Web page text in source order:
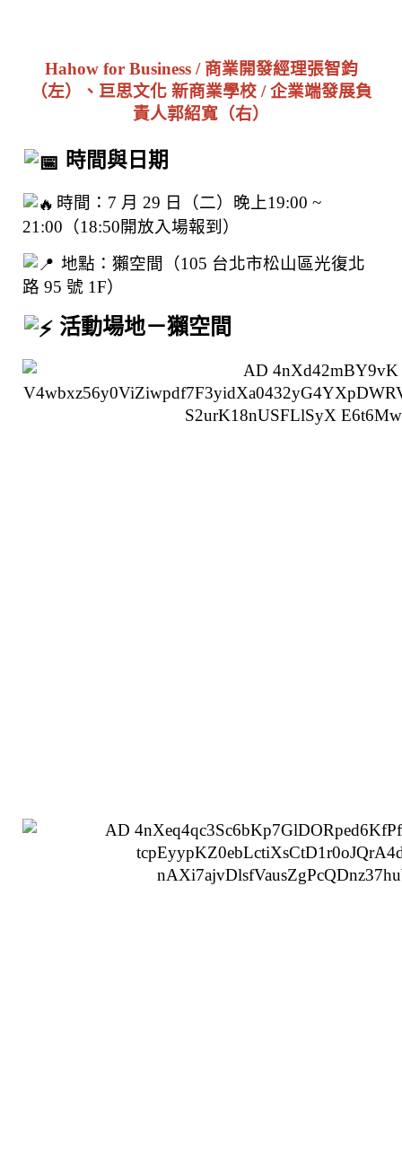
Hahow for Business / 商業開發經理張智鈞
（左）、巨思文化 新商業學校 / 企業端發展負
責人郭紹寬（右）
時間與日期
時間：7 月 29 日（二）晚上19:00 ~
21:00（18:50開放入場報到）
地點：獺空間（105 台北市松山區光復北
路 95 號 1F）
活動場地－獺空間